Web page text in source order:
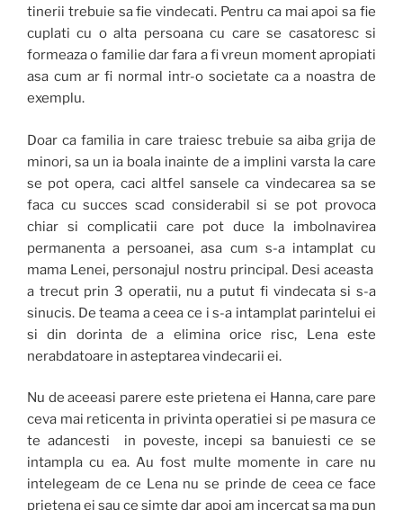
tinerii trebuie sa fie vindecati. Pentru ca mai apoi sa fie
cuplati cu o alta persoana cu care se casatoresc si
formeaza o familie dar fara a fi vreun moment apropiati
asa cum ar fi normal intr-o societate ca a noastra de
exemplu.
Doar ca familia in care traiesc trebuie sa aiba grija de
minori, sa un ia boala inainte de a implini varsta la care
se pot opera, caci altfel sansele ca vindecarea sa se
faca cu succes scad considerabil si se pot provoca
chiar si complicatii care pot duce la imbolnavirea
permanenta a persoanei, asa cum s-a intamplat cu
mama Lenei, personajul nostru principal. Desi aceasta
a trecut prin 3 operatii, nu a putut fi vindecata si s-a
sinucis. De teama a ceea ce i s-a intamplat parintelui ei
si din dorinta de a elimina orice risc, Lena este
nerabdatoare in asteptarea vindecarii ei.
Nu de aceeasi parere este prietena ei Hanna, care pare
ceva mai reticenta in privinta operatiei si pe masura ce
te adancesti in poveste, incepi sa banuiesti ce se
intampla cu ea. Au fost multe momente in care nu
intelegeam de ce Lena nu se prinde de ceea ce face
prietena ei sau ce simte dar apoi am incercat sa ma pun